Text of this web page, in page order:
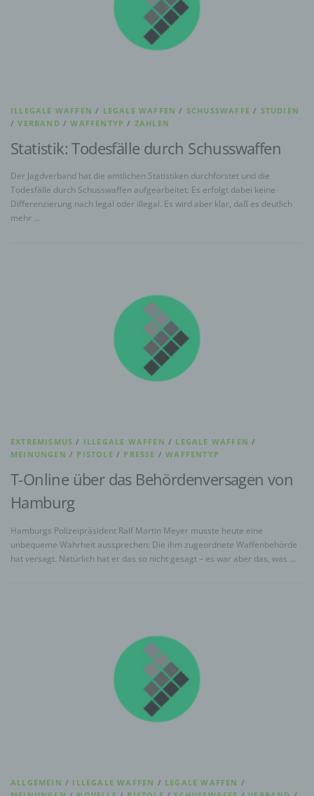
ILLEGALE WAFFEN / LEGALE WAFFEN / SCHUSSWAFFE / STUDIEN
/VERBAND /WAFFENTYP / ZAHLEN
Statistik: Todesfälle durch Schusswaffen
Der Jagdverband hat die amtlichen Statistiken durchforstet und die
Todesfälle durch Schusswaffen aufgearbeitet. Es erfolgt dabei keine
Differenzierung nach legal oder illegal. Es wird aber klar, daß es deutlich
mehr …
EXTREMISMUS / ILLEGALE WAFFEN / LEGALE WAFFEN /
MEINUNGEN / PISTOLE / PRESSE /WAFFENTYP
T-Online über das Behördenversagen von
Hamburg
Hamburgs Polizeipräsident Ralf Martin Meyer musste heute eine
unbequeme Wahrheit aussprechen: Die ihm zugeordnete Waffenbehörde
hat versagt. Natürlich hat er das so nicht gesagt – es war aber das, was …
ALLGEMEIN / ILLEGALE WAFFEN / LEGALE WAFFEN /